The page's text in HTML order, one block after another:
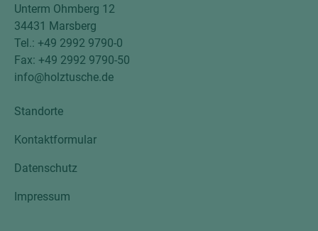
Unterm Ohmberg 12
34431 Marsberg
Tel.: +49 2992 9790-0
Fax: +49 2992 9790-50
info@holztusche.de
Standorte
Kontaktformular
Datenschutz
Impressum